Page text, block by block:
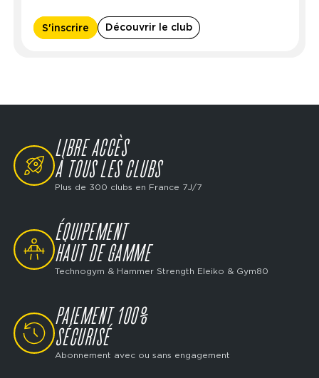
Samedi
06:00 - 22:00
Dimanche 06:00 - 22:00
Vendredi
08:30 - 21:30
Samedi
09:00 - 21:00
S'inscrire Découvrir le club
SVG
LIBRE ACCÈS
À TOUS LES CLUBS
Plus de 300 clubs en France 7J/7
SVG
ÉQUIPEMENT
HAUT DE GAMME
Technogym & Hammer Strength Eleiko & Gym80
SVG
PAIEMENT 100%
SÉCURISÉ
Abonnement avec ou sans engagement